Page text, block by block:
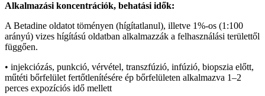
Alkalmazási koncentrációk, behatási idők:
A Betadine oldatot töményen (hígítatlanul), illetve 1%-os (1:100
arányú) vizes hígítású oldatban alkalmazzák a felhasználási területtől
függően.
• injekciózás, punkció, vérvétel, transzfúzió, infúzió, biopszia előtt,
műtéti bőrfelület fertőtlenítésére ép bőrfelületen alkalmazva 1–2
perces expozíciós idő mellett